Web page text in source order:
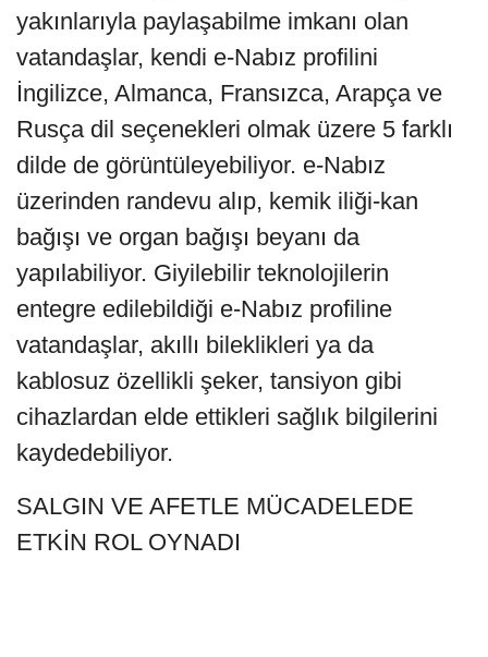
yakınlarıyla paylaşabilme imkanı olan
vatandaşlar, kendi e-Nabız profilini
İngilizce, Almanca, Fransızca, Arapça ve
Rusça dil seçenekleri olmak üzere 5 farklı
dilde de görüntüleyebiliyor. e-Nabız
üzerinden randevu alıp, kemik iliği-kan
bağışı ve organ bağışı beyanı da
yapılabiliyor. Giyilebilir teknolojilerin
entegre edilebildiği e-Nabız profiline
vatandaşlar, akıllı bileklikleri ya da
kablosuz özellikli şeker, tansiyon gibi
cihazlardan elde ettikleri sağlık bilgilerini
kaydedebiliyor.
SALGIN VE AFETLE MÜCADELEDE
ETKİN ROL OYNADI